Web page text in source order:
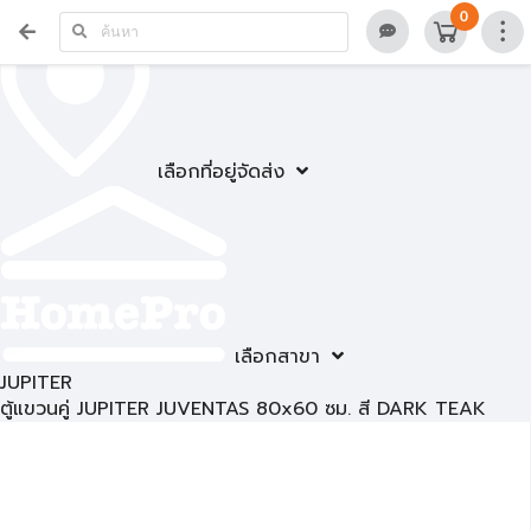
เลือกที่อยู่จัดส่ง
เลือกสาขา
0
JUPITER
ตู้แขวนคู่ JUPITER JUVENTAS 80x60 ซม. สี DARK TEAK